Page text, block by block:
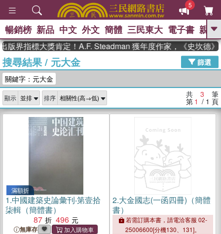
5
GO
高希均教授回憶錄
、 The Odyssey 、 父親節 、 如果歷
獎 臺灣漫遊錄 、 方念華 、 台灣的李
登輝時代
數學女孩：黎曼猜想 、
偉大的迷走神經
暢銷榜 新品 中文 外文 簡體 三民東大 電子書 親子
版界指標大獎肯定！A.F. Steadman 獲年度作家，《史坎德》
搜尋結果/ 元大金
篩選
關鍵字：元大金
顯示 排序 共 3 筆
第 1 / 1 頁
滿額折
1.中國建築史論彙刊‧第壹拾
柒輯（簡體書）
87
496
無庫存
2.大金國志(一函四冊)（簡體
書）
若需訂購本書，請電洽客服 02-
25006600[分機130、131]。